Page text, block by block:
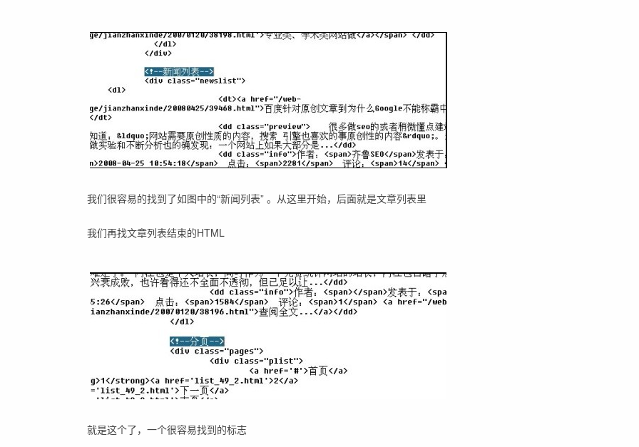
我们很容易的找到了如图中的“新闻列表” 。从这里开始，后面就是文章列表里
我们再找文章列表结束的HTML
就是这个了，一个很容易找到的标志